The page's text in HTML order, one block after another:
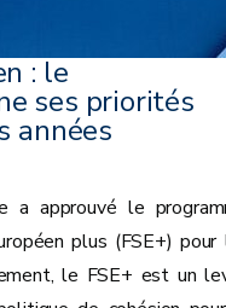
: le
ses priorités
années
a approuvé le
plus (FSE+) pour
le FSE+ est un